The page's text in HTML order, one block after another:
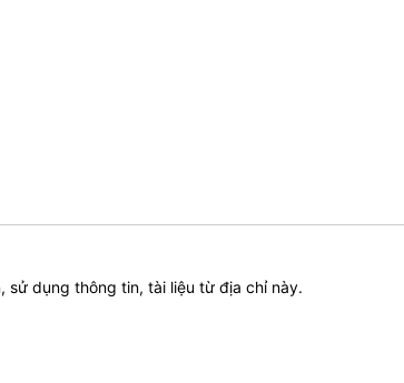
sử dụng thông tin, tài liệu từ địa chỉ này.